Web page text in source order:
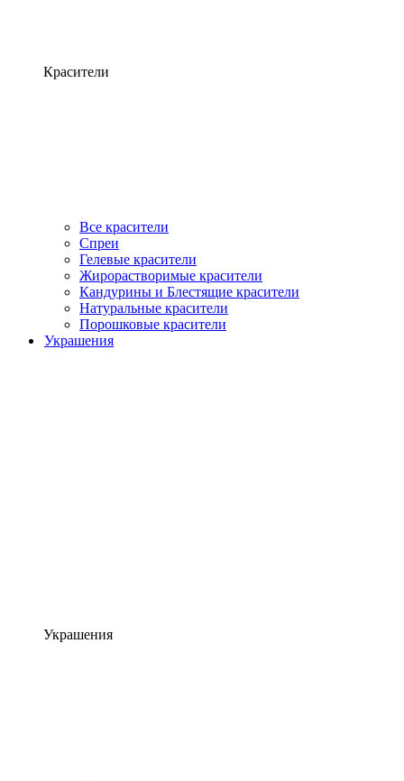
Красители
Все красители
Спреи
Гелевые красители
Жирорастворимые красители
Кандурины и Блестящие красители
Натуральные красители
Порошковые красители
Украшения
Украшения